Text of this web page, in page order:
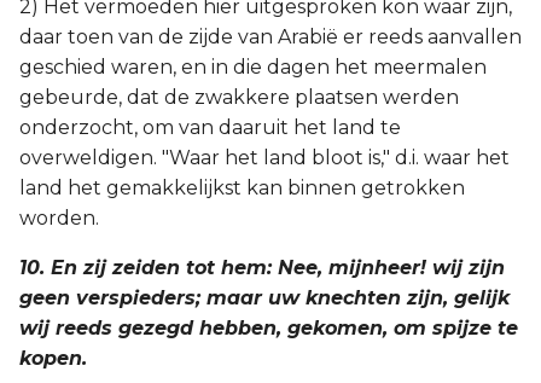
2) Het vermoeden hier uitgesproken kon waar zijn,
daar toen van de zijde van Arabië er reeds aanvallen
geschied waren, en in die dagen het meermalen
gebeurde, dat de zwakkere plaatsen werden
onderzocht, om van daaruit het land te
overweldigen. "Waar het land bloot is," d.i. waar het
land het gemakkelijkst kan binnen getrokken
worden.
10. En zij zeiden tot hem: Nee, mijnheer! wij zijn
geen verspieders; maar uw knechten zijn, gelijk
wij reeds gezegd hebben, gekomen, om spijze te
kopen.